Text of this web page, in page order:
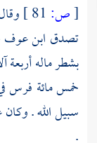
[ص:
تصدق ابن عوف
بشطر ماله
خمس مائة فرس
سبيل الله .
.